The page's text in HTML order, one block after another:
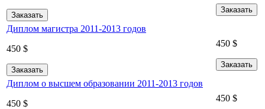
Заказать
Заказать
Диплом магистра 2011-2013 годов
450 $
Заказать
450 $
Заказать
Диплом о высшем образовании 2011-2013 годов
450 $
450 $